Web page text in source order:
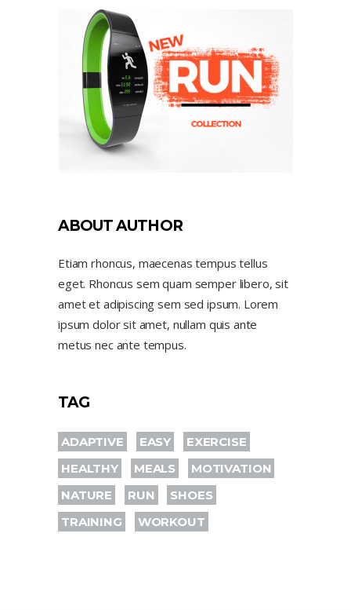
ABOUT AUTHOR
Etiam rhoncus, maecenas tempus tellus
eget. Rhoncus sem quam semper libero, sit
amet et adipiscing sem sed ipsum. Lorem
ipsum dolor sit amet, nullam quis ante
metus nec ante tempus.
TAG
ADAPTIVE EASY
EXERCISE
HEALTHY
MEALS
MOTIVATION
NATURE
RUN
SHOES
TRAINING
WORKOUT